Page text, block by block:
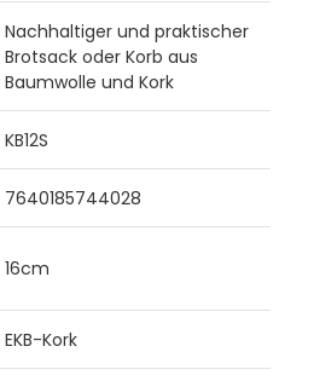
Nachhaltiger und praktischer
Brotsack oder Korb aus
Baumwolle und Kork
KB12S
7640185744028
16cm
EKB-Kork